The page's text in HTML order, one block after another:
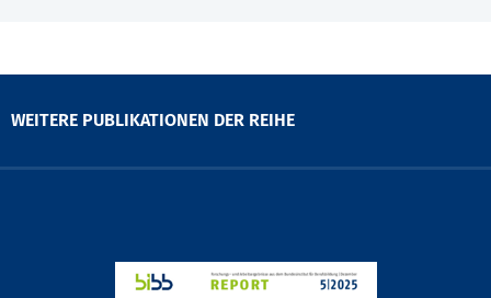
WEITERE PUBLIKATIONEN DER REIHE